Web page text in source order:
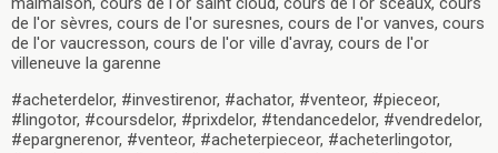
de l'or sèvres, cours de l'or suresnes, cours de l'or vanves, cours
de l'or vaucresson, cours de l'or ville d'avray, cours de l'or
villeneuve la garenne
#acheterdelor, #investirenor, #achator, #venteor, #pieceor,
#lingotor, #coursdelor, #prixdelor, #tendancedelor, #vendredelor,
#epargnerenor, #venteor, #acheterpieceor, #acheterlingotor,